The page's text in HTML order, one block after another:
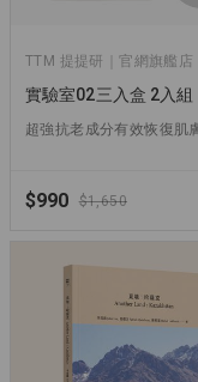
TTM 提提研｜官網旗艦店
實驗室02三入盒 2入組
$990 $1,650